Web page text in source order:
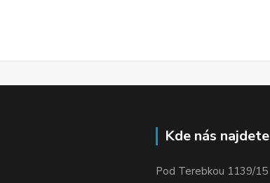
Kde nás najdete
Pod Terebkou 1139/15